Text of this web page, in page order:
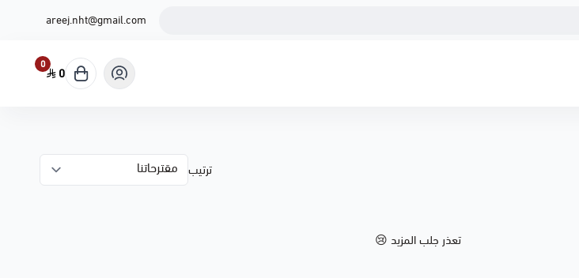
areej.nht@gmail.com
0
0
ترتيب
تعذر جلب المزيد 😢